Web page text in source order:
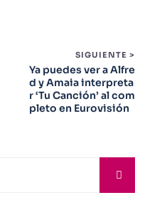
SIGUIENTE >
Ya puedes ver a Alfre
d y Amaia interpreta
r ‘Tu Canción’ al com
pleto en Eurovisión